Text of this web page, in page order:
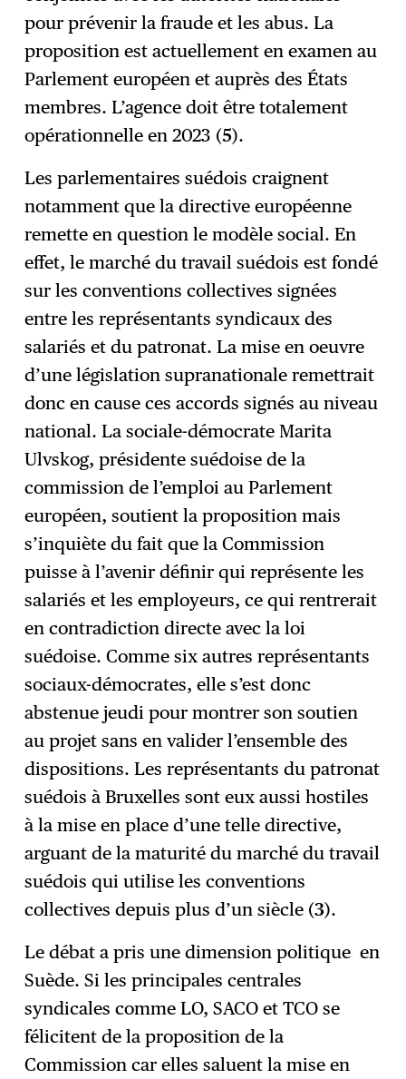
pour prévenir la fraude et les abus. La
proposition est actuellement en examen au
Parlement européen et auprès des États
membres. L’agence doit être totalement
opérationnelle en 2023 (5).
Les parlementaires suédois craignent
notamment que la directive européenne
remette en question le modèle social. En
effet, le marché du travail suédois est fondé
sur les conventions collectives signées
entre les représentants syndicaux des
salariés et du patronat. La mise en oeuvre
d’une législation supranationale remettrait
donc en cause ces accords signés au niveau
national. La sociale-démocrate Marita
Ulvskog, présidente suédoise de la
commission de l’emploi au Parlement
européen, soutient la proposition mais
s’inquiète du fait que la Commission
puisse à l’avenir définir qui représente les
salariés et les employeurs, ce qui rentrerait
en contradiction directe avec la loi
suédoise. Comme six autres représentants
sociaux-démocrates, elle s’est donc
abstenue jeudi pour montrer son soutien
au projet sans en valider l’ensemble des
dispositions. Les représentants du patronat
suédois à Bruxelles sont eux aussi hostiles
à la mise en place d’une telle directive,
arguant de la maturité du marché du travail
suédois qui utilise les conventions
collectives depuis plus d’un siècle (3).
Le débat a pris une dimension politique en
Suède. Si les principales centrales
syndicales comme LO, SACO et TCO se
félicitent de la proposition de la
Commission car elles saluent la mise en